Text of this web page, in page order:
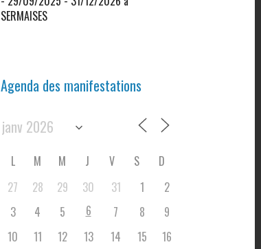
SERMAISES
Agenda des manifestations
L M M J V S
D
27
28 29 30 31 1
2
3
4 5 6 7 8
9
10
11 12 13 14 15
16